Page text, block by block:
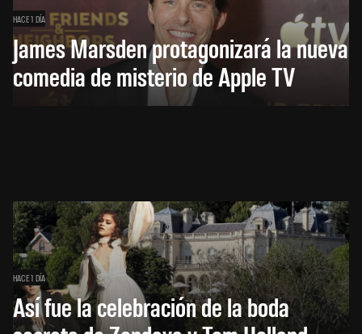
HACE 1 DÍA
James Marsden protagonizará la nueva
comedia de misterio de Apple TV
HACE 1 DÍA
Así fue la celebración de la boda